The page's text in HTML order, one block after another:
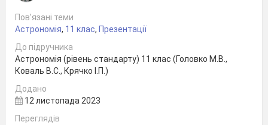
Пов’язані теми
Астрономія, 11 клас, Презентації
До підручника
Астрономія (рівень стандарту) 11 клас (Головко М.В.,
Коваль В.С., Крячко І.П.)
Додано
12 листопада 2023
Переглядів